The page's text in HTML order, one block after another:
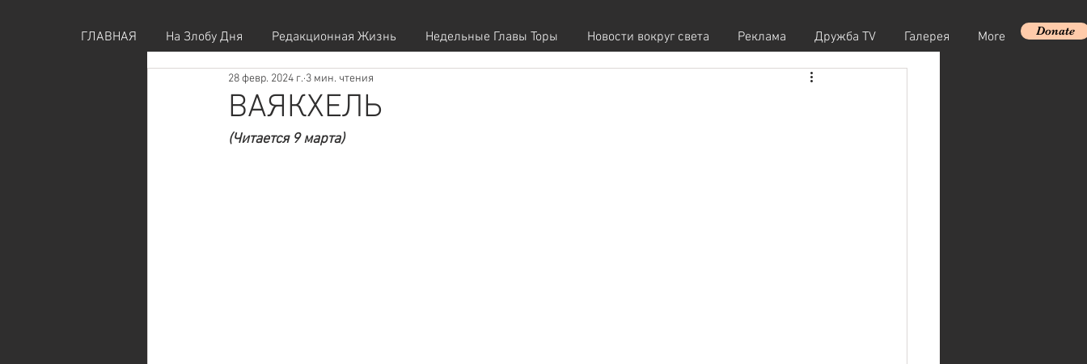
ГЛАВНАЯ На Злобу Дня Редакционная Жизнь Недельные Главы Торы Новости вокруг света Реклама Дружба TV Галерея More Donate
ВАЯКХЕЛЬ
28 февр. 2024 г. 3 мин. чтения
(Читается 9 марта)